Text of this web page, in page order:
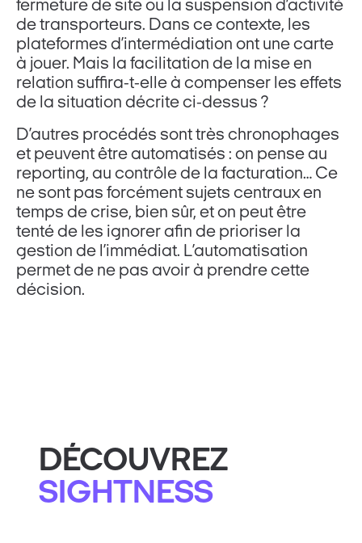
fermeture de site ou la suspension d’activité
de transporteurs. Dans ce contexte, les
plateformes d’intermédiation ont une carte
à jouer. Mais la facilitation de la mise en
relation suffira-t-elle à compenser les effets
de la situation décrite ci-dessus ?
D’autres procédés sont très chronophages
et peuvent être automatisés : on pense au
reporting, au contrôle de la facturation… Ce
ne sont pas forcément sujets centraux en
temps de crise, bien sûr, et on peut être
tenté de les ignorer afin de prioriser la
gestion de l’immédiat. L’automatisation
permet de ne pas avoir à prendre cette
décision.
DÉCOUVREZ
SIGHTNESS